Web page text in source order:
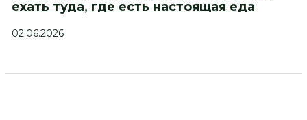
ехать туда, где есть настоящая еда
02.06.2026